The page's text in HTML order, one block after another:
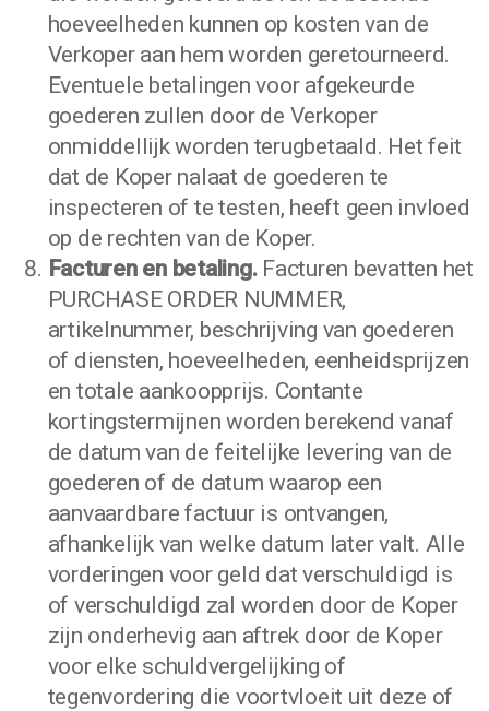
hoeveelheden kunnen op kosten van de
Verkoper aan hem worden geretourneerd.
Eventuele betalingen voor afgekeurde
goederen zullen door de Verkoper
onmiddellijk worden terugbetaald. Het feit
dat de Koper nalaat de goederen te
inspecteren of te testen, heeft geen invloed
op de rechten van de Koper.
Facturen en betaling.Facturen bevatten het
PURCHASE ORDER NUMMER,
artikelnummer, beschrijving van goederen
of diensten, hoeveelheden, eenheidsprijzen
en totale aankoopprijs. Contante
kortingstermijnen worden berekend vanaf
de datum van de feitelijke levering van de
goederen of de datum waarop een
aanvaardbare factuur is ontvangen,
afhankelijk van welke datum later valt. Alle
vorderingen voor geld dat verschuldigd is
of verschuldigd zal worden door de Koper
zijn onderhevig aan aftrek door de Koper
voor elke schuldvergelijking of
tegenvordering die voortvloeit uit deze of